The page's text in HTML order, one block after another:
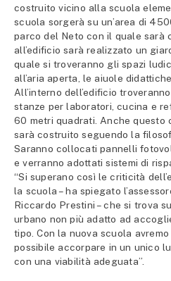
costruito vicino alla scuola
scuola sorgerà su un’area di
parco del Neto con il quale sarà
all’edificio sarà realizzato un
quale si troveranno gli spazi
all’aria aperta, le aiuole
All’interno dell’edificio
stanze per laboratori, cucina e
60 metri quadrati. Anche questo
sarà costruito seguendo la
Saranno collocati pannelli
e verranno adottati sistemi di
“Si superano così le criticità
la scuola – ha spiegato
Riccardo Prestini – che si trova
urbano non più adatto ad
tipo. Con la nuova scuola
possibile accorpare in un unico
con una viabilità adeguata”.